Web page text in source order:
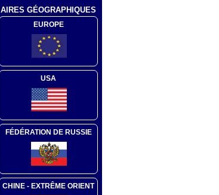
AIRES GÉOGRAPHIQUES
EUROPE
USA
FÉDÉRATION DE RUSSIE
CHINE - EXTRÊME ORIENT